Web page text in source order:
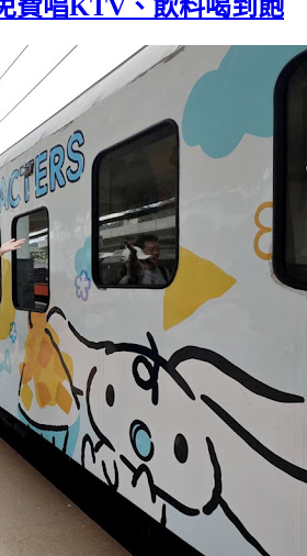
費唱KTV、飲料喝到飽